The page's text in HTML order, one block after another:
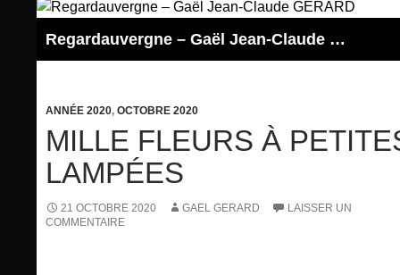
Regardauvergne – Gaël Jean-Claude GERARD
ANNÉE 2020, OCTOBRE 2020
MILLE FLEURS À
LAMPÉES
21 OCTOBRE 2020 GAEL GERARD
LAISSER UN
COMMENTAIRE